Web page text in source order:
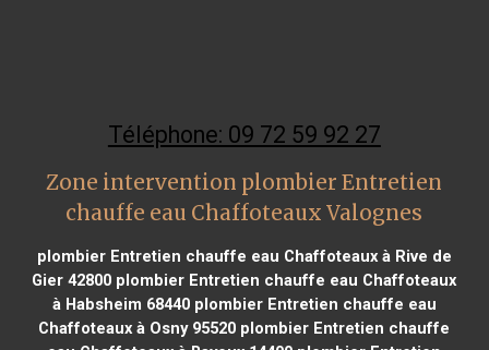
Téléphone: 09 72 59 92 27
Zone intervention plombier Entretien
chauffe eau Chaffoteaux Valognes
plombier Entretien chauffe eau Chaffoteaux à Rive de
Gier 42800 plombier Entretien chauffe eau Chaffoteaux
à Habsheim 68440plombier Entretien chauffe eau
Chaffoteaux à Osny 95520 plombier Entretien chauffe